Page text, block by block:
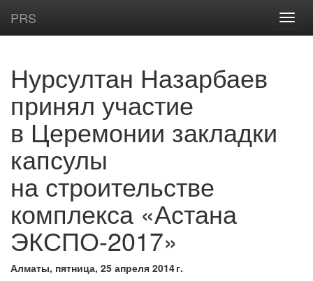
PRS
Нурсултан Назарбаев
принял участие
в Церемонии закладки
капсулы
на строительстве
комплекса «Астана
ЭКСПО-2017»
Алматы, пятница, 25 апреля 2014 г.